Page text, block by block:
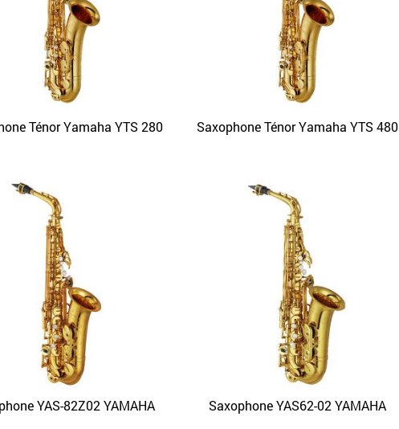
APERÇU
Ténor Yamaha YTS 280 APERÇU
Saxophone Ténor Yamaha YTS 480
APERÇU
YAS-82Z02 YAMAHA APERÇU
Saxophone YAS62-02 YAMAHA